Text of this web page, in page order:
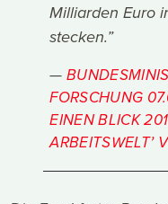
Milliarden Euro
stecken.”
FORSCHUNG
EINEN BLICK
ARBEITSWELT’